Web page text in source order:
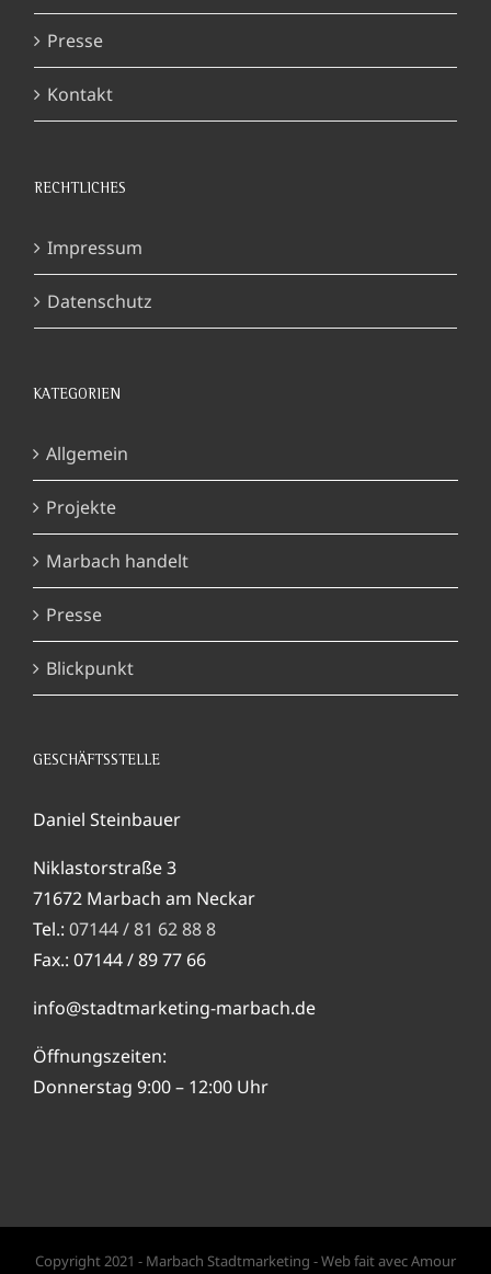
Presse
Kontakt
RECHTLICHES
Impressum
Datenschutz
KATEGORIEN
Allgemein
Projekte
Marbach handelt
Presse
Blickpunkt
GESCHÄFTSSTELLE
Daniel Steinbauer
Niklastorstraße 3
71672 Marbach am Neckar
Tel.: 07144 / 81 62 88 8
Fax.: 07144 / 89 77 66
info@stadtmarketing-marbach.de
Öffnungszeiten:
Donnerstag 9:00 – 12:00 Uhr
Copyright 2021 - Marbach Stadtmarketing - Web fait avec Amour